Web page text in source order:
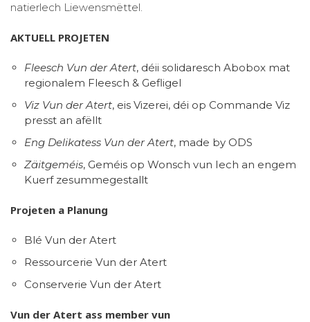
natierlech Liewensmëttel.
AKTUELL PROJETEN
Fleesch Vun der Atert, déii solidaresch Abobox mat
regionalem Fleesch & Gefligel
Viz Vun der Atert, eis Vizerei, déi op Commande Viz
presst an afëllt
Eng Delikatess Vun der Atert, made by ODS
Zäitgeméis, Geméis op Wonsch vun Iech an engem
Kuerf zesummegestallt
Projeten a Planung
Blé Vun der Atert
Ressourcerie Vun der Atert
Conserverie Vun der Atert
Vun der Atert ass member vun